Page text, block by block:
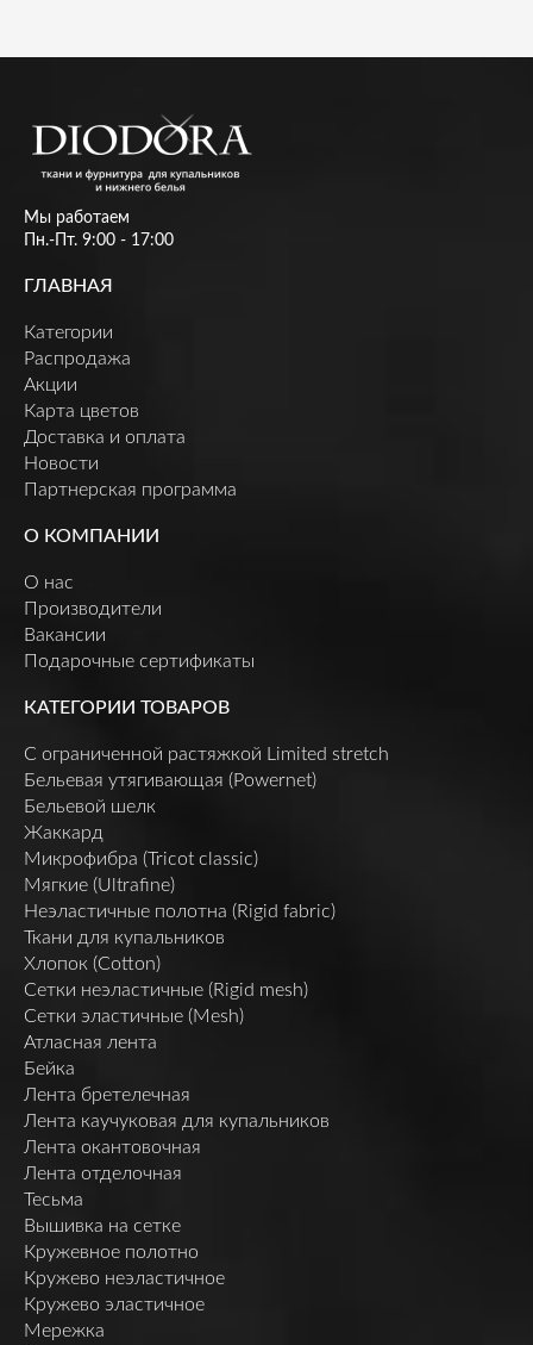
Мы работаем
Пн.-Пт. 9:00 - 17:00
ГЛАВНАЯ
Категории
Распродажа
Акции
Карта цветов
Доставка и оплата
Новости
Партнерская программа
О КОМПАНИИ
О нас
Производители
Вакансии
Подарочные сертификаты
КАТЕГОРИИ ТОВАРОВ
C ограниченной растяжкой Limited stretch
Бельевая утягивающая (Powernet)
Бельевой шелк
Жаккард
Микрофибра (Tricot classic)
Мягкие (Ultrafine)
Неэластичные полотна (Rigid fabric)
Ткани для купальников
Хлопок (Cotton)
Сетки неэластичные (Rigid mesh)
Сетки эластичные (Mesh)
Атласная лента
Бейка
Лента бретелечная
Лента каучуковая для купальников
Лента окантовочная
Лента отделочная
Тесьма
Вышивка на сетке
Кружевное полотно
Кружево неэластичное
Кружево эластичное
Мережка